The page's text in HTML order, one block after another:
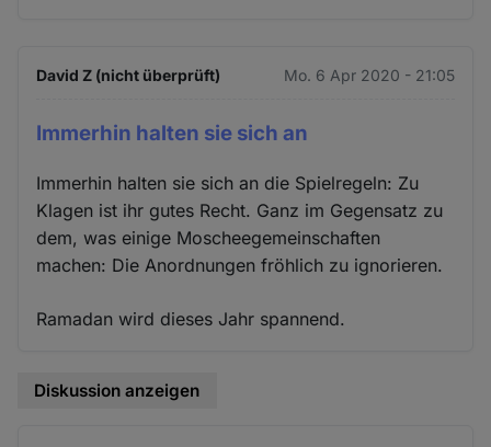
David Z (nicht überprüft) Mo. 6 Apr 2020 - 21:05
Immerhin halten sie sich an
Immerhin halten sie sich an die Spielregeln: Zu
Klagen ist ihr gutes Recht. Ganz im Gegensatz zu
dem, was einige Moscheegemeinschaften
machen: Die Anordnungen fröhlich zu ignorieren.
Ramadan wird dieses Jahr spannend.
Diskussion anzeigen